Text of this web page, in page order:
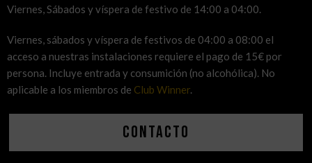
Viernes, Sábados y víspera de festivo de 14:00 a 04:00.
Viernes, sábados y víspera de festivos de 04:00 a 08:00 el
acceso a nuestras instalaciones requiere el pago de 15€ por
persona. Incluye entrada y consumición (no alcohólica). No
aplicable a los miembros de Club Winner.
Contacto